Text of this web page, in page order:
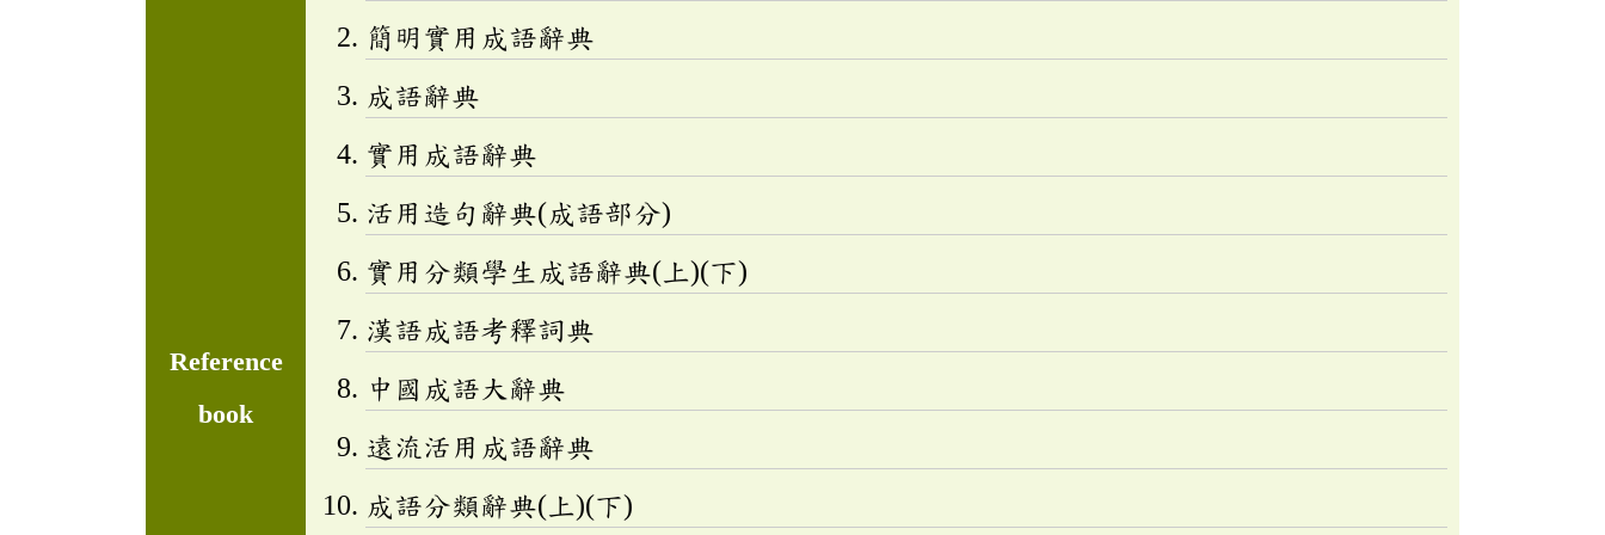
Reference
book
簡明實用成語辭典
成語辭典
實用成語辭典
活用造句辭典(成語部分)
實用分類學生成語辭典(上)(下)
漢語成語考釋詞典
中國成語大辭典
遠流活用成語辭典
成語分類辭典(上)(下)